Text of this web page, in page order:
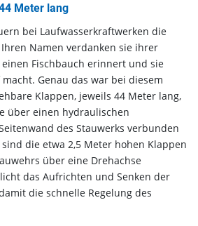
Meter lang
bei Laufwasserkraftwerken die
Namen verdanken sie ihrer
Fischbauch erinnert und sie
Genau das war bei diesem
Klappen, jeweils 44 Meter lang,
über einen hydraulischen
des Stauwerks verbunden
die etwa 2,5 Meter hohen Klappen
über eine Drehachse
das Aufrichten und Senken der
die schnelle Regelung des